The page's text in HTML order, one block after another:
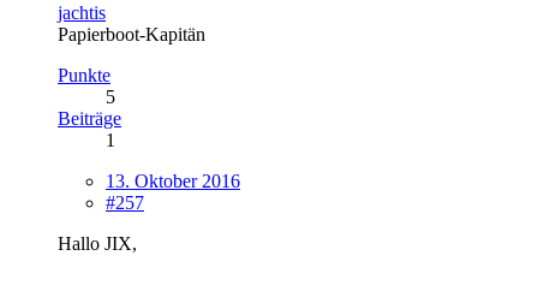
jachtis
Papierboot-Kapitän
Punkte
5
Beiträge
1
13. Oktober 2016
#257
Hallo JIX,